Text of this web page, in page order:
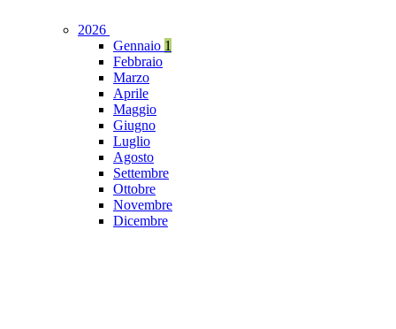
2026
Gennaio 1
Febbraio
Marzo
Aprile
Maggio
Giugno
Luglio
Agosto
Settembre
Ottobre
Novembre
Dicembre